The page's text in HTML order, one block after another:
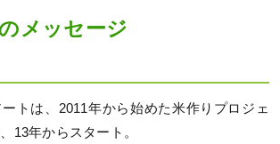
メッセージ
トは、2011年から始めた米作りプロジェ
13年からスタート。